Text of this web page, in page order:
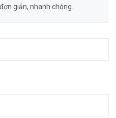
giản, nhanh chóng.